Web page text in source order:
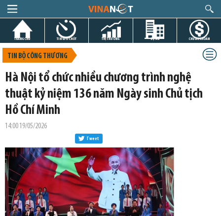
TRANG CHỦ TIN GIỜ CHÓT THỊ TRƯỜNG DỰ ÁN CHỨNG KHOÁN
TIN BỘ CÔNG THƯƠNG
Hà Nội tổ chức nhiều chương trình nghệ
thuật kỷ niệm 136 năm Ngày sinh Chủ tịch
Hồ Chí Minh
14:00 19/05/2026
Tweet